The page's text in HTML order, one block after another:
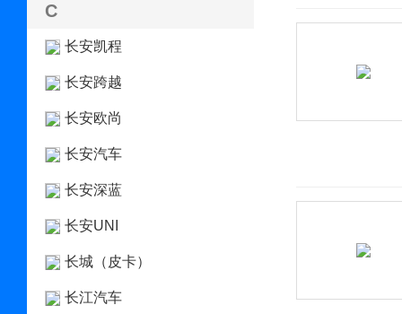
C
长安凯程
长安跨越
长安欧尚
长安汽车
长安深蓝
长安UNI
长城（皮卡）
长江汽车